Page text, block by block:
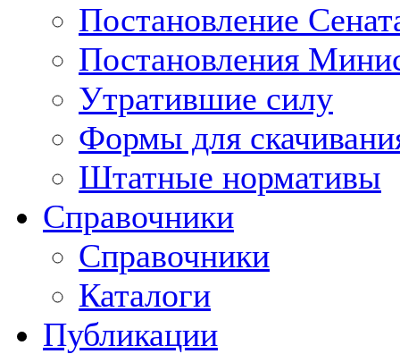
Постановление
Постановления
Утратившие силу
Формы для
Штатные нормативы
Справочники
Справочники
Каталоги
Публикации